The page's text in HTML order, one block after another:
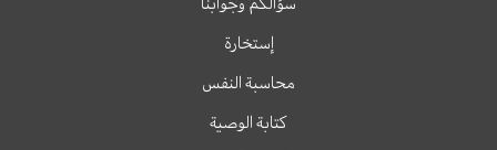
إستخارة
محاسبة النفس
كتابة الوصية